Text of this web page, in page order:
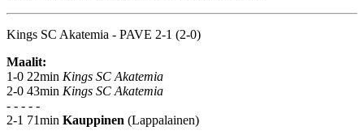
Kings SC Akatemia - PAVE 2-1 (2-0)
Maalit:
1-0 22min Kings SC Akatemia
2-0 43min Kings SC Akatemia
- - - - -
2-1 71min Kauppinen (Lappalainen)